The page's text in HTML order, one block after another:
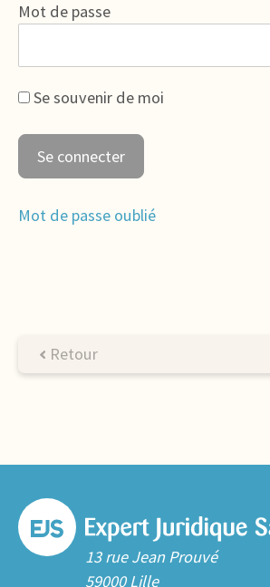
Mot de passe
Se souvenir de moi
Mot de passe oublié
Retour
13 rue Jean Prouvé
59000 Lille